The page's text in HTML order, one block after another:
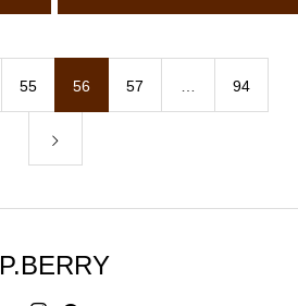
55 56 57 94
P.BERRY